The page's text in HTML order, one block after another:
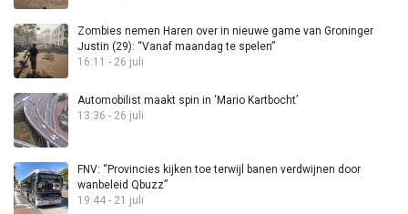
Zombies nemen Haren over in nieuwe game van Groninger
Justin (29): “Vanaf maandag te spelen”
16:11 - 26 juli
Automobilist maakt spin in ‘Mario Kartbocht’
13:36 - 26 juli
FNV: “Provincies kijken toe terwijl banen verdwijnen door
wanbeleid Qbuzz”
19:44 - 21 juli